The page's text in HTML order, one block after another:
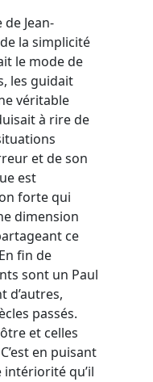
Jean-
la simplicité
le mode de
les guidait
véritable
à rire de
et de son
est
forte qui
dimension
ce
fin de
sont un Paul
d’autres,
passés.
et celles
en puisant
qu’il